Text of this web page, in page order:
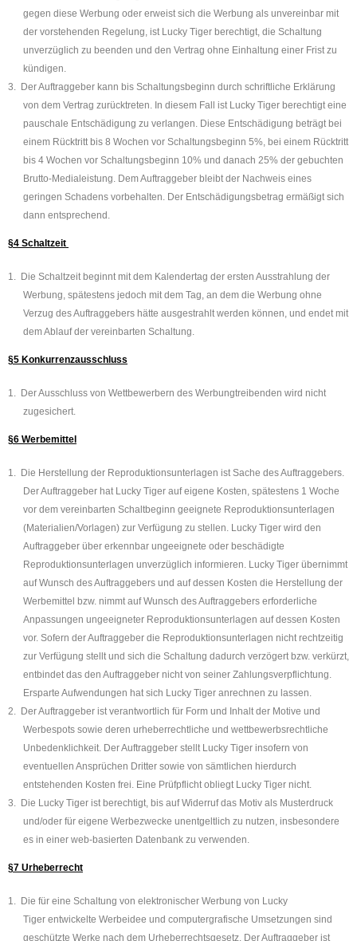
gegen diese Werbung oder erweist sich die Werbung als unvereinbar mit
der vorstehenden Regelung, ist Lucky Tiger berechtigt, die Schaltung
unverzüglich zu beenden und den Vertrag ohne Einhaltung einer Frist zu
kündigen.
3.
Der Auftraggeber kann bis Schaltungsbeginn durch schriftliche Erklärung
von dem Vertrag zurücktreten. In diesem Fall ist Lucky Tiger berechtigt eine
pauschale Entschädigung zu verlangen. Diese Entschädigung beträgt bei
einem Rücktritt bis 8 Wochen vor Schaltungsbeginn 5%, bei einem Rücktritt
bis 4 Wochen vor Schaltungsbeginn 10% und danach 25% der gebuchten
Brutto-Medialeistung. Dem Auftraggeber bleibt der Nachweis eines
geringen Schadens vorbehalten. Der Entschädigungsbetrag ermäßigt sich
dann entsprechend.
§4 Schaltzeit
1.
Die Schaltzeit beginnt mit dem Kalendertag der ersten Ausstrahlung der
Werbung, spätestens jedoch mit dem Tag, an dem die Werbung ohne
Verzug des Auftraggebers hätte ausgestrahlt werden können, und endet mit
dem Ablauf der vereinbarten Schaltung.
§5 Konkurrenzausschluss
1.
Der Ausschluss von Wettbewerbern des Werbungtreibenden wird nicht
zugesichert.
§6 Werbemittel
1.
Die Herstellung der Reproduktionsunterlagen ist Sache des Auftraggebers.
Der Auftraggeber hat Lucky Tiger auf eigene Kosten, spätestens 1 Woche
vor dem vereinbarten Schaltbeginn geeignete Reproduktionsunterlagen
(Materialien/Vorlagen) zur Verfügung zu stellen. Lucky Tiger wird den
Auftraggeber über erkennbar ungeeignete oder beschädigte
Reproduktionsunterlagen unverzüglich informieren. Lucky Tiger übernimmt
auf Wunsch des Auftraggebers und auf dessen Kosten die Herstellung der
Werbemittel bzw. nimmt auf Wunsch des Auftraggebers erforderliche
Anpassungen ungeeigneter Reproduktionsunterlagen auf dessen Kosten
vor. Sofern der Auftraggeber die Reproduktionsunterlagen nicht rechtzeitig
zur Verfügung stellt und sich die Schaltung dadurch verzögert bzw. verkürzt,
entbindet das den Auftraggeber nicht von seiner Zahlungsverpflichtung.
Ersparte Aufwendungen hat sich Lucky Tiger anrechnen zu lassen.
2.
Der Auftraggeber ist verantwortlich für Form und Inhalt der Motive und
Werbespots sowie deren urheberrechtliche und wettbewerbsrechtliche
Unbedenklichkeit. Der Auftraggeber stellt Lucky Tigerinsofern von
eventuellen Ansprüchen Dritter sowie von sämtlichen hierdurch
entstehenden Kosten frei. Eine Prüfpflicht obliegt Lucky Tiger nicht.
3.
Die Lucky Tiger ist berechtigt, bis auf Widerruf das Motiv als Musterdruck
und/oder für eigene Werbezwecke unentgeltlich zu nutzen, insbesondere
es in einer web-basierten Datenbank zu verwenden.
§7 Urheberrecht
1. Die für eine Schaltung von elektronischer Werbung von Lucky
Tiger entwickelte Werbeidee und computergrafische Umsetzungen sind
geschützte Werke nach dem Urheberrechtsgesetz. Der Auftraggeber ist